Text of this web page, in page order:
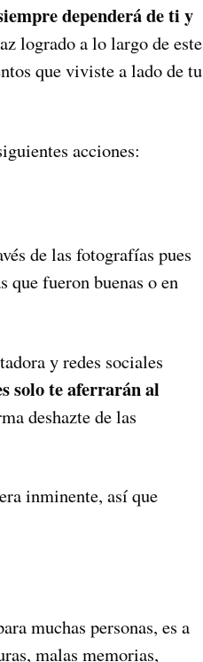
dependerá de ti y
logrado a lo largo de este
que viviste a lado de tu
acciones:
de las fotografías pues
que fueron buenas o en
y redes sociales
solo te aferrarán al
deshazte de las
inminente, así que
muchas personas, es a
malas memorias,